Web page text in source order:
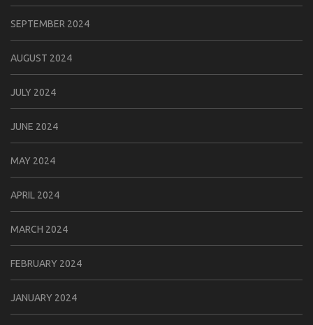
SEPTEMBER 2024
AUGUST 2024
JULY 2024
JUNE 2024
MAY 2024
APRIL 2024
MARCH 2024
FEBRUARY 2024
JANUARY 2024